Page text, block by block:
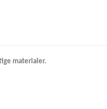
materialer.